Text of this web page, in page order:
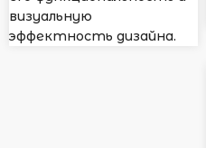
визуальную
эффектность дизайна.